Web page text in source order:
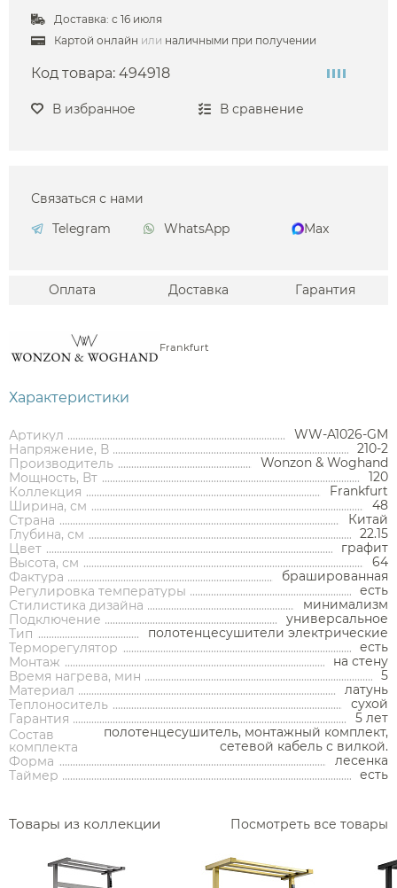
Каталог
комнаты
Аксессуары
Держатели туалетной бумаги
Мыльницы
Стаканы
Ершики
Крючки
Полки и корзины
Полки для полотенец
Гарнитуры
Зеркала
Смесители для раковины
Смесители для раковины встраиваемые
Раковины чаши
Унитазы
Инсталляции
Ванны
Душевые ограждения
Смесители встраиваемые для душа и ванны
Смесители накладные для душа и ванны
Душевые стойки
Душевые гарнитуры
Мойки и аксессуары
Кухонные мойки
Трапы и сливы
Трапы линейные
Доставка: с 16 июля
Картой онлайн или наличными при получении
Код товара: 494918
В избранное В сравнение
Связаться с нами
Telegram
WhatsApp Max
Оплата Доставка Гарантия
Frankfurt
Характеристики
Артикул
WW-A1026-GM
Напряжение, В
210-2
Производитель
Wonzon & Woghand
Мощность, Вт
120
Коллекция
Frankfurt
Ширина, см
48
Страна
Китай
Глубина, см
22.15
Цвет
графит
Высота, см
64
Фактура
брашированная
Регулировка температуры
есть
Стилистика дизайна
минимализм
Подключение
универсальное
Тип
полотенцесушители электрические
Терморегулятор
есть
Монтаж
на стену
Время нагрева, мин
5
Материал
латунь
Теплоноситель
сухой
Гарантия
5 лет
Состав
комплекта
полотенцесушитель, монтажный комплект,
сетевой кабель с вилкой.
Форма
лесенка
Таймер
есть
Товары из коллекции Посмотреть все товары